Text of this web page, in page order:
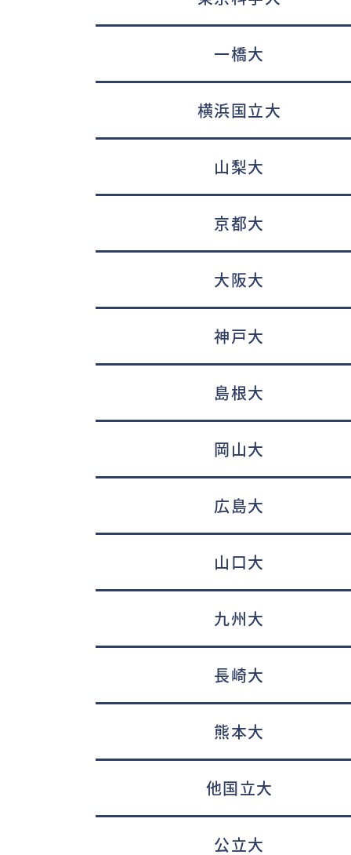
一橋大
横浜国立大
山梨大
京都大
大阪大
神戸大
島根大
岡山大
広島大
山口大
九州大
長崎大
熊本大
他国立大
公立大